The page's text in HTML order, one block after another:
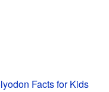
Facts for Kids